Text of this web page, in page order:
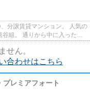
分譲賃貸マンション。 人気の
組。 通りから中に入ったと
せん。
合わせはこちら
レミアフォート